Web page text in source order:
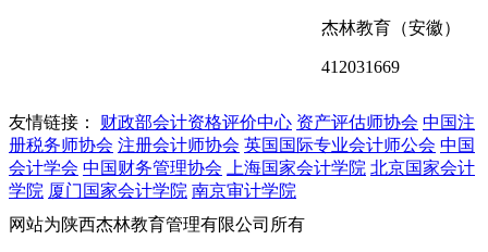
杰林教育（安徽）
412031669
友情链接： 财政部会计资格评价中心 资产评估师协会 中国注
册税务师协会 注册会计师协会 英国国际专业会计师公会 中国
会计学会 中国财务管理协会 上海国家会计学院 北京国家会计
学院 厦门国家会计学院 南京审计学院
网站为陕西杰林教育管理有限公司所有